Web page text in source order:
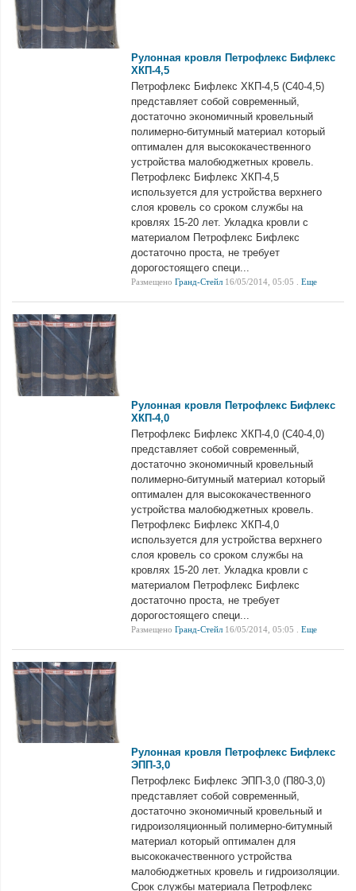
Рулонная кровля Петрофлекс Бифлекс
ХКП-4,5
Петрофлекс Бифлекс ХКП-4,5 (С40-4,5)
представляет собой современный,
достаточно экономичный кровельный
полимерно-битумный материал который
оптимален для высококачественного
устройства малобюджетных кровель.
Петрофлекс Бифлекс ХКП-4,5
используется для устройства верхнего
слоя кровель со сроком службы на
кровлях 15-20 лет. Укладка кровли с
материалом Петрофлекс Бифлекс
достаточно проста, не требует
дорогостоящего специ...
Размещено Гранд-Стейл 16/05/2014, 05:05 . Еще
Рулонная кровля Петрофлекс Бифлекс
ХКП-4,0
Петрофлекс Бифлекс ХКП-4,0 (С40-4,0)
представляет собой современный,
достаточно экономичный кровельный
полимерно-битумный материал который
оптимален для высококачественного
устройства малобюджетных кровель.
Петрофлекс Бифлекс ХКП-4,0
используется для устройства верхнего
слоя кровель со сроком службы на
кровлях 15-20 лет. Укладка кровли с
материалом Петрофлекс Бифлекс
достаточно проста, не требует
дорогостоящего специ...
Размещено Гранд-Стейл 16/05/2014, 05:05 . Еще
Рулонная кровля Петрофлекс Бифлекс
ЭПП-3,0
Петрофлекс Бифлекс ЭПП-3,0 (П80-3,0)
представляет собой современный,
достаточно экономичный кровельный и
гидроизоляционный полимерно-битумный
материал который оптимален для
высококачественного устройства
малобюджетных кровель и гидроизоляции.
Срок службы материала Петрофлекс